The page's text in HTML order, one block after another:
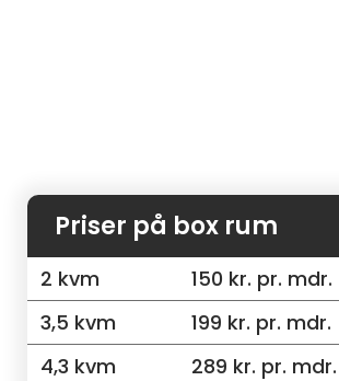
Priser på box rum
2 kvm
150 kr. pr. mdr.
3,5 kvm
199 kr. pr. mdr.
4,3 kvm
289 kr. pr. mdr.